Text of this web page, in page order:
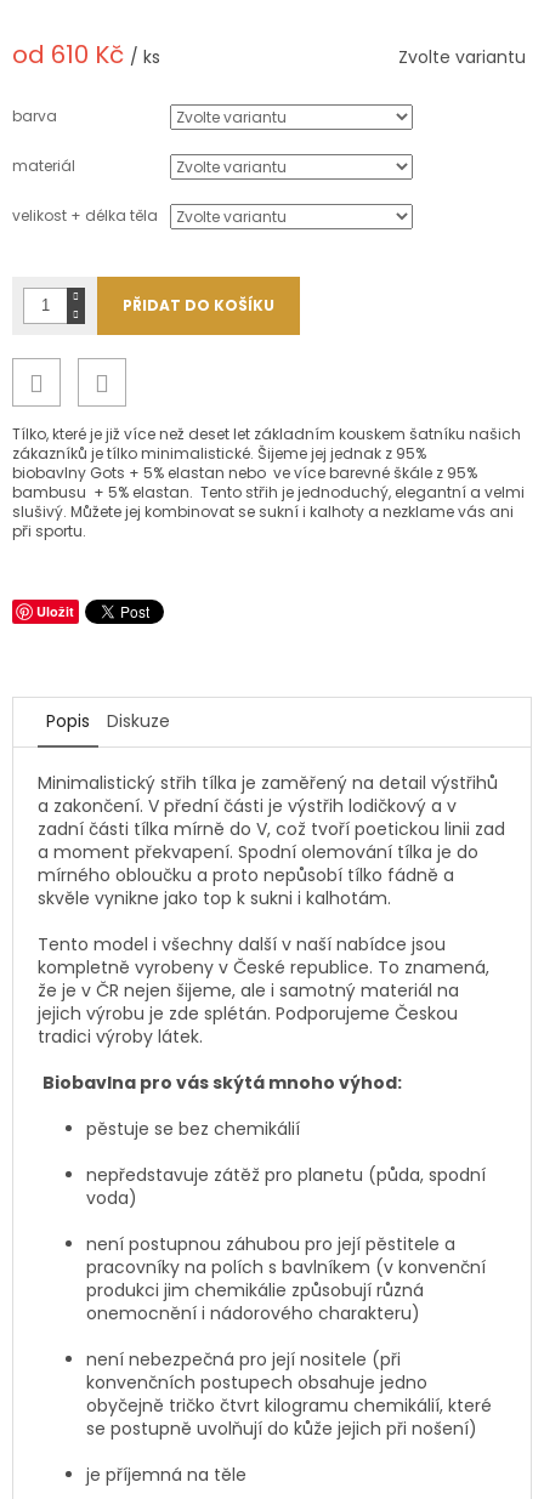
od 610 Kč / ks
cena:
Zvolte variantu
barva
materiál
velikost + délka těla
PŘIDAT DO KOŠÍKU
Tílko, které je již více než deset let základním kouskem šatníku našich
zákazníků je tílko minimalistické. Šijeme jej jednak z 95%
biobavlny Gots + 5% elastan nebo ve více barevné škále z 95%
bambusu + 5% elastan. Tento střih je jednoduchý, elegantní a velmi
slušivý. Můžete jej kombinovat se sukní i kalhoty a nezklame vás ani
při sportu.
Uložit
Popis Diskuze
Minimalistický střih tílka je zaměřený na detail výstřihů
a zakončení. V přední části je výstřih lodičkový a v
zadní části tílka mírně do V, což tvoří poetickou linii zad
a moment překvapení. Spodní olemování tílka je do
mírného obloučku a proto nepůsobí tílko fádně a
skvěle vynikne jako top k sukni i kalhotám.
Tento model i všechny další v naší nabídce jsou
kompletně vyrobeny v České republice. To znamená,
že je v ČR nejen šijeme, ale i samotný materiál na
jejich výrobu je zde splétán. Podporujeme Českou
tradici výroby látek.
Biobavlna pro vás skýtá mnoho výhod:
pěstuje se bez chemikálií
nepředstavuje zátěž pro planetu (půda, spodní
voda)
není postupnou záhubou pro její pěstitele a
pracovníky na polích s bavlníkem (v konvenční
produkci jim chemikálie způsobují různá
onemocnění i nádorového charakteru)
není nebezpečná pro její nositele (při
konvenčních postupech obsahuje jedno
obyčejně tričko čtvrt kilogramu chemikálií, které
se postupně uvolňují do kůže jejich při nošení)
je příjemná na těle